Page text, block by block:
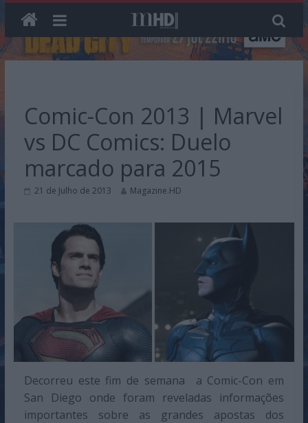
Comic-Con 2013 | Marvel
vs DC Comics: Duelo
marcado para 2015
21 de Julho de 2013 Magazine.HD
Decorreu este fim de semana a Comic-Con em
San Diego onde foram reveladas informações
importantes sobre as grandes apostas dos